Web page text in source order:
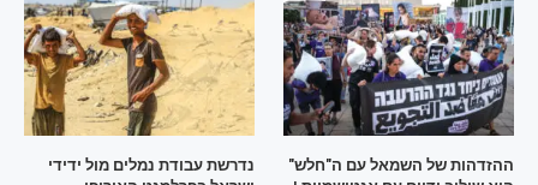
ההזדהות של השמאל עם ה"חלש"
נדרשת עבודת נמלים מול ידידי